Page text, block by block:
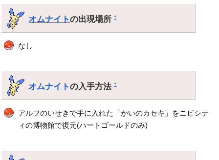
オムナイトの出現場所†
なし
オムナイトの入手方法†
アルフのいせきで手に入れた「かいのカセキ」をニビシテ
ィの博物館で復元(ハートゴールドのみ)